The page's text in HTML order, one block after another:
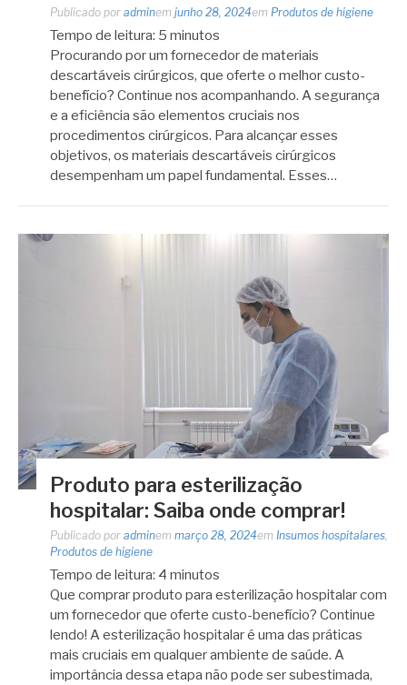
Publicado por adminem junho 28, 2024em Produtos de higiene
Tempo de leitura: 5 minutos
Procurando por um fornecedor de materiais
descartáveis cirúrgicos, que oferte o melhor custo-
benefício? Continue nos acompanhando. A segurança
e a eficiência são elementos cruciais nos
procedimentos cirúrgicos. Para alcançar esses
objetivos, os materiais descartáveis cirúrgicos
desempenham um papel fundamental. Esses…
Produto para esterilização
hospitalar: Saiba onde comprar!
Publicado por adminem março 28, 2024em Insumos hospitalares
Produtos de higiene
Tempo de leitura: 4 minutos
Que comprar produto para esterilização hospitalar com
um fornecedor que oferte custo-benefício? Continue
lendo! A esterilização hospitalar é uma das práticas
mais cruciais em qualquer ambiente de saúde. A
importância dessa etapa não pode ser subestimada,